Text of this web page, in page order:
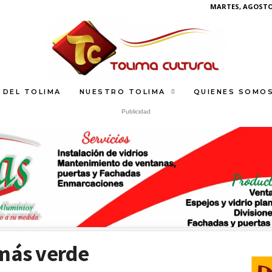
MARTES,
DEL TOLIMA NUESTRO TOLIMA QUIENES
Publicidad
S
verde